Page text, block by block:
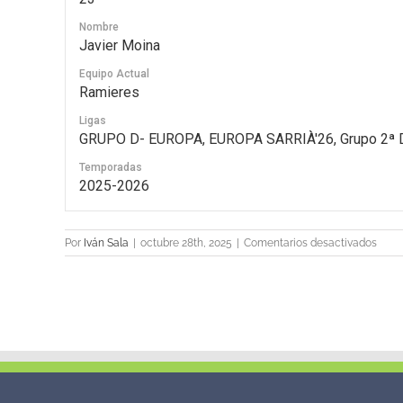
Nombre
Javier Moina
Equipo Actual
Ramieres
Ligas
GRUPO D- EUROPA, EUROPA SARRIÀ'26, Grupo
Temporadas
2025-2026
Por Iván Sala | octubre 28th, 2025 | Comentarios desactivadosen
23